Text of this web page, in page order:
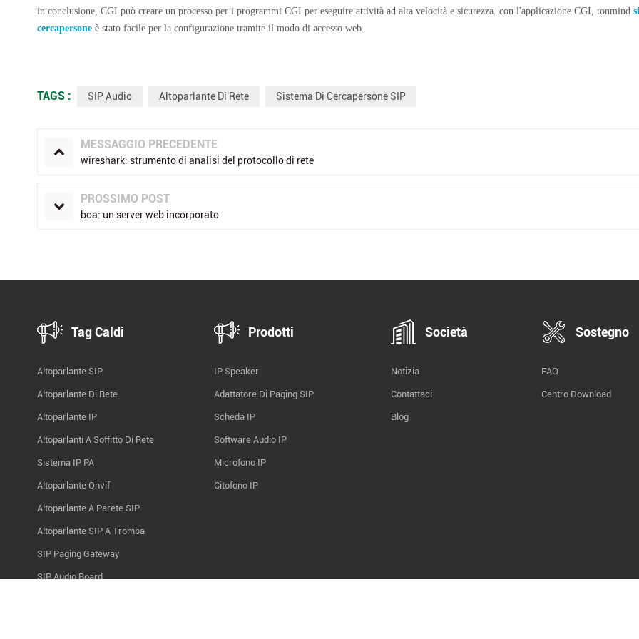
in conclusione, CGI può creare un processo per i programmi CGI per eseguire attività ad alta velocità e sicurezza. con l'applicazione CGI, tonmind
cercapersone è stato facile per la configurazione tramite il modo di accesso web.
TAGS : SIP Audio Altoparlante Di Rete Sistema Di Cercapersone SIP
MESSAGGIO PRECEDENTE
wireshark: strumento di analisi del protocollo di rete
PROSSIMO POST
boa: un server web incorporato
Tag Caldi
Altoparlante SIP
Altoparlante Di Rete
Altoparlante IP
Altoparlanti A Soffitto Di Rete
Sistema IP PA
Altoparlante Onvif
Altoparlante A Parete SIP
Altoparlante SIP A Tromba
SIP Paging Gateway
SIP Audio Board
Prodotti
IP Speaker
Adattatore Di Paging SIP
Scheda IP
Software Audio IP
Microfono IP
Citofono IP
Società
Notizia
Contattaci
Blog
Sostegno
FAQ
Centro Download